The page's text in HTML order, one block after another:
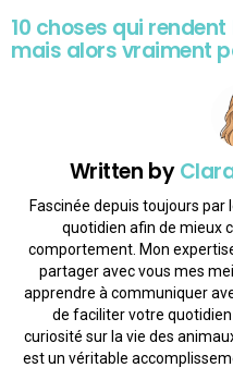
10 choses qui
mais alors vraiment
Written by
Fascinée depuis toujours par
quotidien afin de mieux
comportement. Mon
partager avec vous mes
apprendre à communiquer
de faciliter votre
curiosité sur la vie des
est un véritable